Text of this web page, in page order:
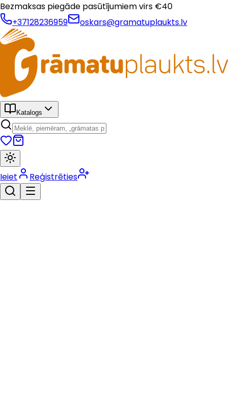
Bezmaksas piegāde pasūtījumiem virs €40
+37128236959
oskars@gramatuplaukts.lv
Katalogs
Ieiet Reģistrēties